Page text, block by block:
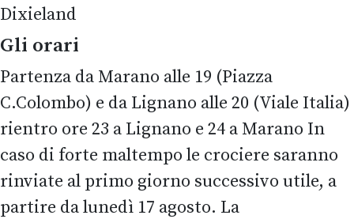
Dixieland
Gli orari
Partenza da Marano alle 19 (Piazza
C.Colombo) e da Lignano alle 20 (Viale Italia)
rientro ore 23 a Lignano e 24 a Marano In
caso di forte maltempo le crociere saranno
rinviate al primo giorno successivo utile, a
partire da lunedì 17 agosto. La